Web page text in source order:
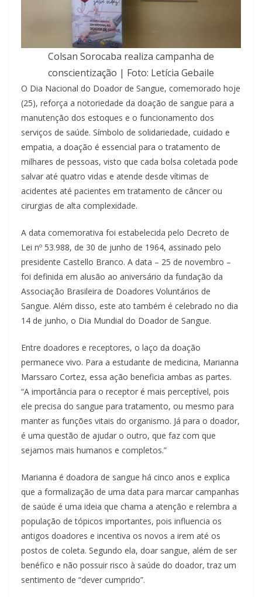
Colsan Sorocaba realiza campanha de
conscientização | Foto: Letícia Gebaile
O Dia Nacional do Doador de Sangue, comemorado hoje
(25), reforça a notoriedade da doação de sangue para a
manutenção dos estoques e o funcionamento dos
serviços de saúde. Símbolo de solidariedade, cuidado e
empatia, a doação é essencial para o tratamento de
milhares de pessoas, visto que cada bolsa coletada pode
salvar até quatro vidas e atende desde vítimas de
acidentes até pacientes em tratamento de câncer ou
cirurgias de alta complexidade.
A data comemorativa foi estabelecida pelo Decreto de
Lei nº 53.988, de 30 de junho de 1964, assinado pelo
presidente Castello Branco. A data – 25 de novembro –
foi definida em alusão ao aniversário da fundação da
Associação Brasileira de Doadores Voluntários de
Sangue. Além disso, este ato também é celebrado no dia
14 de junho, o Dia Mundial do Doador de Sangue.
Entre doadores e receptores, o laço da doação
permanece vivo. Para a estudante de medicina, Marianna
Marssaro Cortez, essa ação beneficia ambas as partes.
“A importância para o receptor é mais perceptível, pois
ele precisa do sangue para tratamento, ou mesmo para
manter as funções vitais do organismo. Já para o doador,
é uma questão de ajudar o outro, que faz com que
sejamos mais humanos e completos.”
Marianna é doadora de sangue há cinco anos e explica
que a formalização de uma data para marcar campanhas
de saúde é uma ideia que chama a atenção e relembra a
população de tópicos importantes, pois influencia os
antigos doadores e incentiva os novos a irem até os
postos de coleta. Segundo ela, doar sangue, além de ser
benéfico e não possuir risco à saúde do doador, traz um
sentimento de “dever cumprido”.